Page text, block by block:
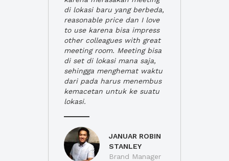
di lokasi baru yang berbeda,
reasonable price dan I love
to use karena bisa impress
other colleagues with great
meeting room. Meeting bisa
di set di lokasi mana saja,
sehingga menghemat waktu
dari pada harus menembus
kemacetan untuk ke suatu
lokasi.
JANUAR ROBIN
STANLEY
Brand Manager